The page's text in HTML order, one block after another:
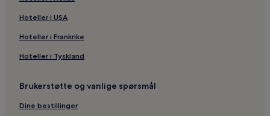
Hoteller i USA
Hoteller i Frankrike
Hoteller i Tyskland
Brukerstøtte og vanlige spørsmål
Dine bestillinger